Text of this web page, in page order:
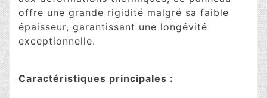
offre une grande rigidité malgré sa faible
épaisseur, garantissant une longévité
exceptionnelle.
Caractéristiques principales :